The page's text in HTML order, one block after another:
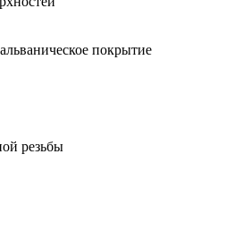
покрытие
резьбы